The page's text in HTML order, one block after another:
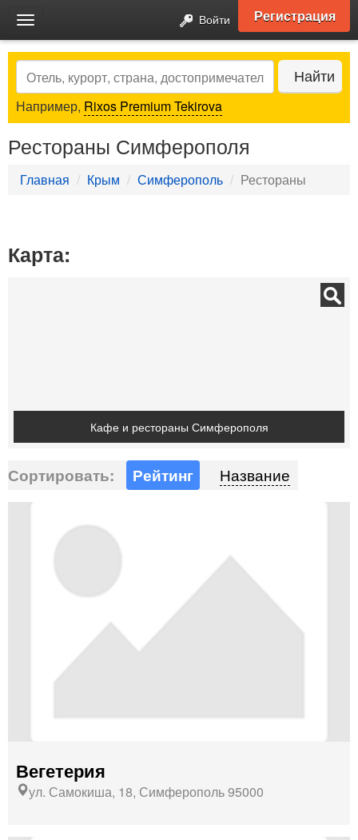
Toggle
navigation
Войти Регистрация
Search Найти
Например, Rixos Premium Tekirova
Рестораны Симферополя
Главная Крым Симферополь Рестораны
Карта:
Кафе и рестораны Симферополя
Сортировать: Рейтинг Название
Вегетерия
ул. Самокиша, 18, Симферополь 95000